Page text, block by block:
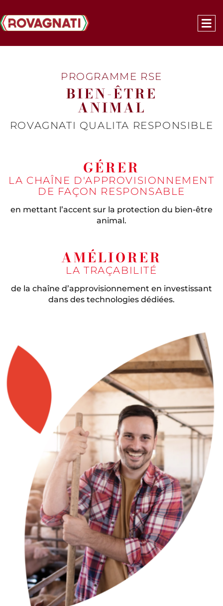
PROGRAMME RSE
BIEN-ÊTRE
ANIMAL
ROVAGNATI QUALITA RESPONSIBLE
GÉRER
LA CHAÎNE D'APPROVISIONNEMENT
DE FAÇON RESPONSABLE​
en mettant l’accent sur la protection du bien-être
animal.
AMÉLIORER
LA TRAÇABILITÉ
de la chaîne d’approvisionnement en investissant
dans des technologies dédiées.